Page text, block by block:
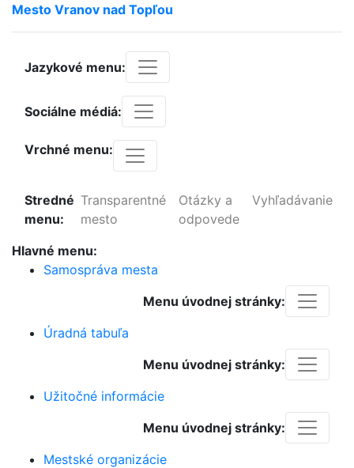
Mesto Vranov nad Topľou
Jazykové menu:
Sociálne médiá:
Vrchné menu:
Stredné
menu:
Transparentné
mesto
Otázky a
odpovede
Vyhľadávanie
Hlavné menu:
Samospráva mesta
Menu úvodnej stránky:
Úradná tabuľa
Menu úvodnej stránky:
Užitočné informácie
Menu úvodnej stránky:
Mestské organizácie